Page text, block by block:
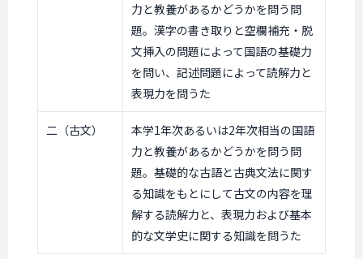
力と教養があるかどうかを問う問
題。漢字の書き取りと空欄補充・脱
文挿入の問題によって国語の基礎力
を問い、記述問題によって読解力と
表現力を問うた
二（古文）
本学1年次あるいは2年次相当の国語
力と教養があるかどうかを問う問
題。基礎的な古語と古典文法に関す
る知識をもとにして古文の内容を理
解する読解力と、表現力および基本
的な文学史に関する知識を問うた